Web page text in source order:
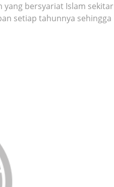
bersyariat Islam sekitar
setiap tahunnya sehingga